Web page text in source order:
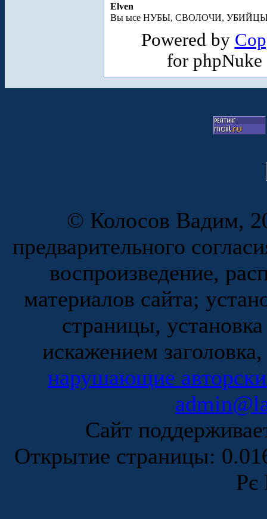
Elven
Вы ысе НУБЫ, СВОЛОЧИ, УБИЙЦЫ...
Powered by
for
© Колосов Вадим,
предварительного
воспроизведение,
материалов сайта;
страницы,
искажением
нарушающие
Сайт
Открытие страницы:
Рє